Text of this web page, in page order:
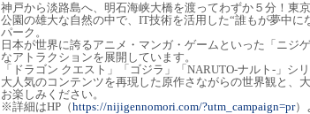
神戸から淡路島へ、明石海峡大橋を渡ってわずか５分！東
公園の雄大な自然の中で、IT技術を活用した“誰もが夢中
パーク。
日本が世界に誇るアニメ・マンガ・ゲームといった「ニジ
なアトラクションを展開しています。
「ドラゴン クエスト」「ゴジラ」「NARUTO-ナルト-」
大人気のコンテンツを再現した原作さながらの世界観と、
お楽しみください。
※詳細はHP（https://nijigennomori.com/?utm_campaign=pr）